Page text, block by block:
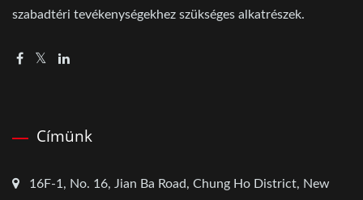
szabadtéri tevékenységekhez szükséges alkatrészek.
Címünk
16F-1, No. 16, Jian Ba Road, Chung Ho District, New